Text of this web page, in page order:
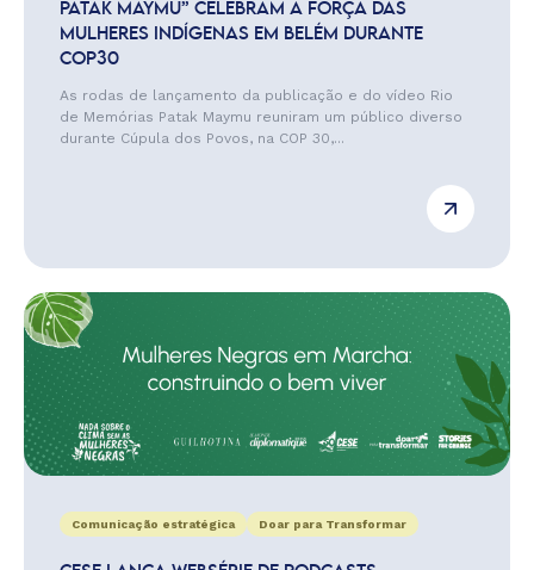
PATAK MAYMU” CELEBRAM A FORÇA DAS
MULHERES INDÍGENAS EM BELÉM DURANTE
COP30
As rodas de lançamento da publicação e do vídeo Rio
de Memórias Patak Maymu reuniram um público diverso
durante Cúpula dos Povos, na COP 30,...
Comunicação estratégica Doar para Transformar